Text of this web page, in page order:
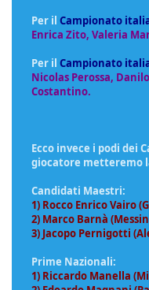
Per il Campionato
Enrica Zito, Valeria
Per il Campionato
Nicolas Perossa,
Costantino.
Ecco invece i podi dei
giocatore metteremo
Candidati Maestri:
1) Rocco Enrico Vairo
2) Marco Barnà
3) Jacopo Pernigotti
Prime Nazionali:
1) Riccardo Manella